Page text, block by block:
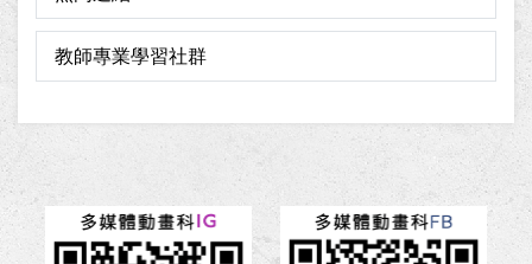
教師專業學習社群